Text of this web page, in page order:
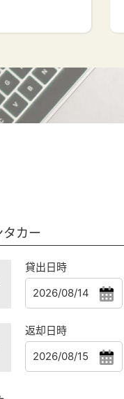
カー
貸出日時
返却日時